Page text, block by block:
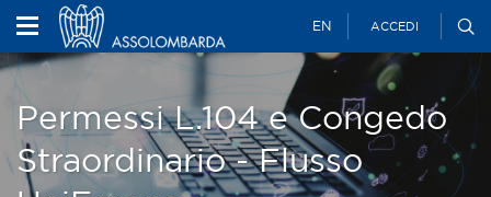
EN ACCEDI
Permessi L.104 e Congedo
Straordinario - Flusso